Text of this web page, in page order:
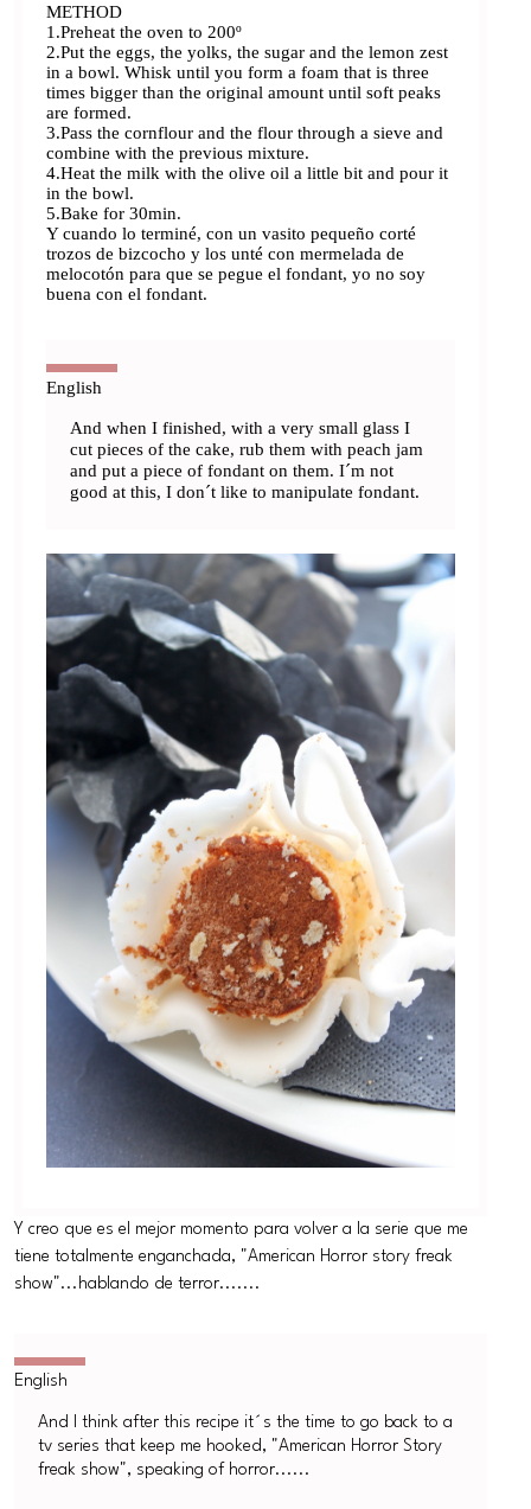
METHOD
1.Preheat the oven to 200º
2.Put the eggs, the yolks, the sugar and the lemon zest
in a bowl. Whisk until you form a foam that is three
times bigger than the original amount until soft peaks
are formed.
3.Pass the cornflour and the flour through a sieve and
combine with the previous mixture.
4.Heat the milk with the olive oil a little bit and pour it
in the bowl.
5.Bake for 30min.
Y cuando lo terminé, con un vasito pequeño corté
trozos de bizcocho y los unté con mermelada de
melocotón para que se pegue el fondant, yo no soy
buena con el fondant.
And when I finished, with a very small glass I
cut pieces of the cake, rub them with peach jam
and put a piece of fondant on them. I´m not
good at this, I don´t like to manipulate fondant.
Y creo que es el mejor momento para volver a la serie que me
tiene totalmente enganchada, "American Horror story freak
show"...hablando de terror.......
And I think after this recipe it´s the time to go back to a
tv series that keep me hooked, "American Horror Story
freak show", speaking of horror......